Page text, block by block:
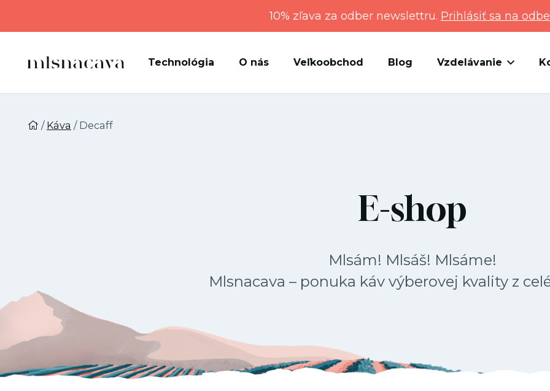
10% zľava za odber newslettru. Prihlásiť sa na
Technológia O nás Veľkoobchod Blog Vzdelávanie
/ Káva / Decaff
E-shop
Mlsám! Mlsáš! Mlsáme!
Mlsnacava – ponuka káv výberovej kvality z